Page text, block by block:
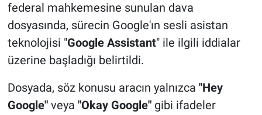
federal mahkemesine sunulan dava
dosyasında, sürecin Google'ın sesli asistan
teknolojisi "Google Assistant" ile ilgili iddialar
üzerine başladığı belirtildi.
Dosyada, söz konusu aracın yalnızca "Hey
Google" veya "Okay Google"gibi ifadeler